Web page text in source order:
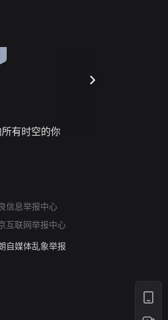
有时空的你
信息举报中心
互联网举报中心
文化市场举报
成年人举报
自媒体乱象举报